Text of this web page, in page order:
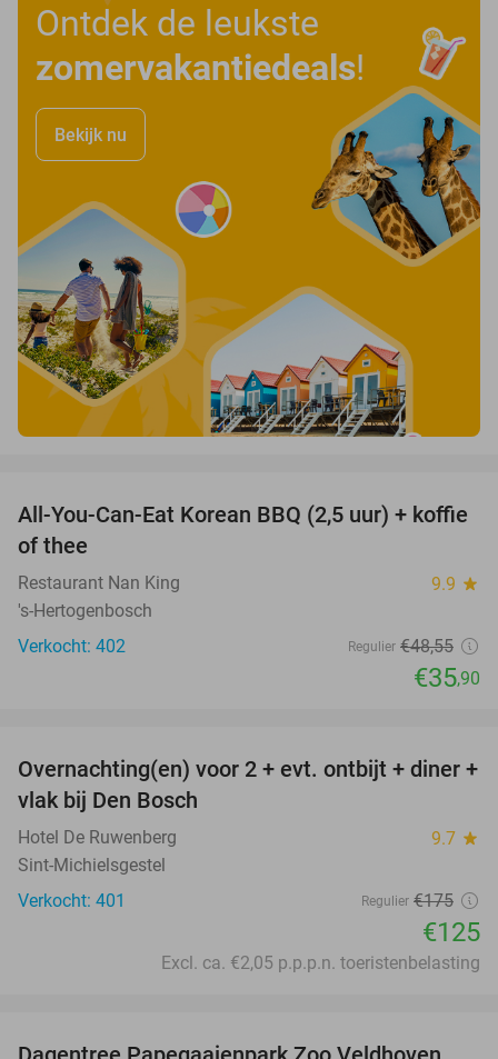
Ontdek de leukste
zomervakantiedeals!
Bekijk nu
26%
All-You-Can-Eat Korean BBQ (2,5 uur) + koffie
of thee
Restaurant Nan King 9.9 star
's-Hertogenbosch
Verkocht: 402
Regulier €48,55
€35,90
29%
Overnachting(en) voor 2 + evt. ontbijt + diner +
vlak bij Den Bosch
Hotel De Ruwenberg 9.7 star
Sint-Michielsgestel
Verkocht: 401
Regulier €175
€125
Excl. ca. €2,05 p.p.p.n. toeristenbelasting